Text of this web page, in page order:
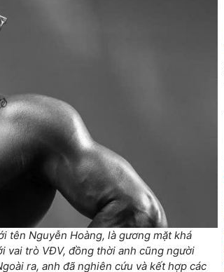
tên Nguyễn Hoàng, là gương mặt khá
vai trò VĐV, đồng thời anh cũng người
ra, anh đã nghiên cứu và kết hợp các